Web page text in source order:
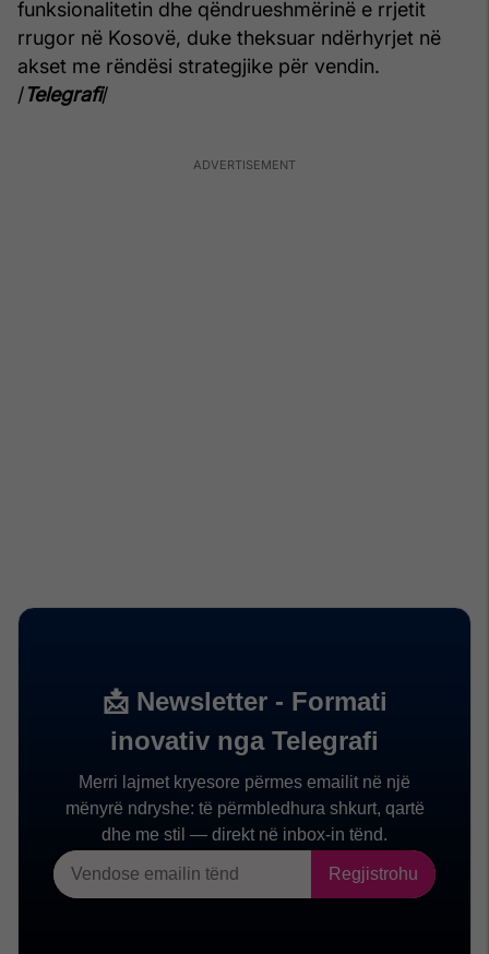
funksionalitetin dhe qëndrueshmërinë e rrjetit
rrugor në Kosovë, duke theksuar ndërhyrjet në
akset me rëndësi strategjike për vendin.
/Telegrafi/